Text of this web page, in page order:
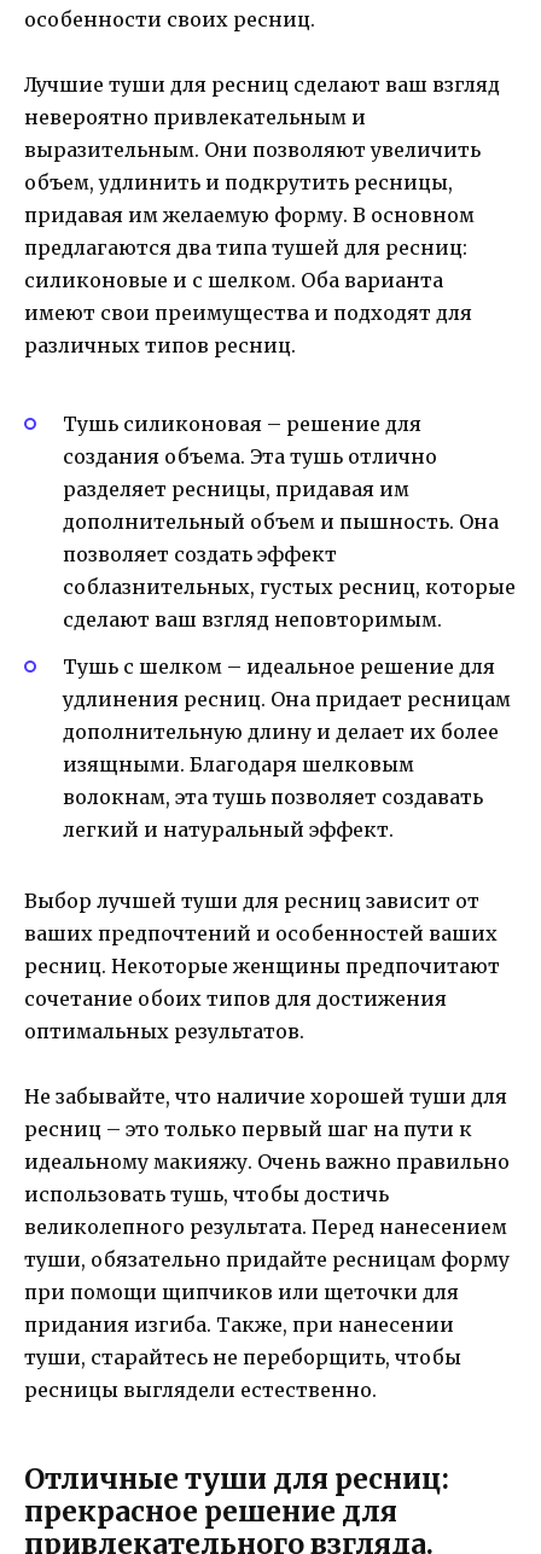
особенности своих ресниц.
Лучшие туши для ресниц сделают ваш взгляд
невероятно привлекательным и
выразительным. Они позволяют увеличить
объем, удлинить и подкрутить ресницы,
придавая им желаемую форму. В основном
предлагаются два типа тушей для ресниц:
силиконовые и с шелком. Оба варианта
имеют свои преимущества и подходят для
различных типов ресниц.
Тушь силиконовая – решение для
создания объема. Эта тушь отлично
разделяет ресницы, придавая им
дополнительный объем и пышность. Она
позволяет создать эффект
соблазнительных, густых ресниц, которые
сделают ваш взгляд неповторимым.
Тушь с шелком – идеальное решение для
удлинения ресниц. Она придает ресницам
дополнительную длину и делает их более
изящными. Благодаря шелковым
волокнам, эта тушь позволяет создавать
легкий и натуральный эффект.
Выбор лучшей туши для ресниц зависит от
ваших предпочтений и особенностей ваших
ресниц. Некоторые женщины предпочитают
сочетание обоих типов для достижения
оптимальных результатов.
Не забывайте, что наличие хорошей туши для
ресниц – это только первый шаг на пути к
идеальному макияжу. Очень важно правильно
использовать тушь, чтобы достичь
великолепного результата. Перед нанесением
туши, обязательно придайте ресницам форму
при помощи щипчиков или щеточки для
придания изгиба. Также, при нанесении
туши, старайтесь не переборщить, чтобы
ресницы выглядели естественно.
Отличные туши для ресниц:
прекрасное решение для
привлекательного взгляда.